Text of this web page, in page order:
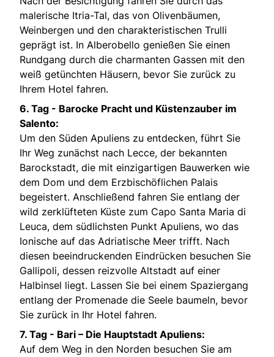
malerische Itria-Tal, das von Olivenbäumen,
Weinbergen und den charakteristischen Trulli
geprägt ist. In Alberobello genießen Sie einen
Rundgang durch die charmanten Gassen mit den
weiß getünchten Häusern, bevor Sie zurück zu
Ihrem Hotel fahren.
6. Tag - Barocke Pracht und Küstenzauber im
Salento:
Um den Süden Apuliens zu entdecken, führt Sie
Ihr Weg zunächst nach Lecce, der bekannten
Barockstadt, die mit einzigartigen Bauwerken wie
dem Dom und dem Erzbischöflichen Palais
begeistert. Anschließend fahren Sie entlang der
wild zerklüfteten Küste zum Capo Santa Maria di
Leuca, dem südlichsten Punkt Apuliens, wo das
Ionische auf das Adriatische Meer trifft. Nach
diesen beeindruckenden Eindrücken besuchen Sie
Gallipoli, dessen reizvolle Altstadt auf einer
Halbinsel liegt. Lassen Sie bei einem Spaziergang
entlang der Promenade die Seele baumeln, bevor
Sie zurück in Ihr Hotel fahren.
7. Tag - Bari – Die Hauptstadt Apuliens:
Auf dem Weg in den Norden besuchen Sie am